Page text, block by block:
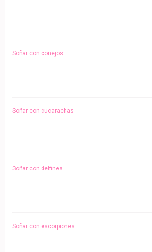
Soñar con conejos
Soñar con cucarachas
Soñar con delfines
Soñar con escorpiones